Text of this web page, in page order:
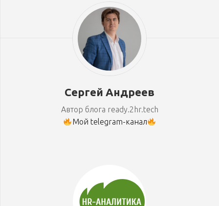
Сергей Андреев
Автор блога ready.2hr.tech
Мой telegram-канал